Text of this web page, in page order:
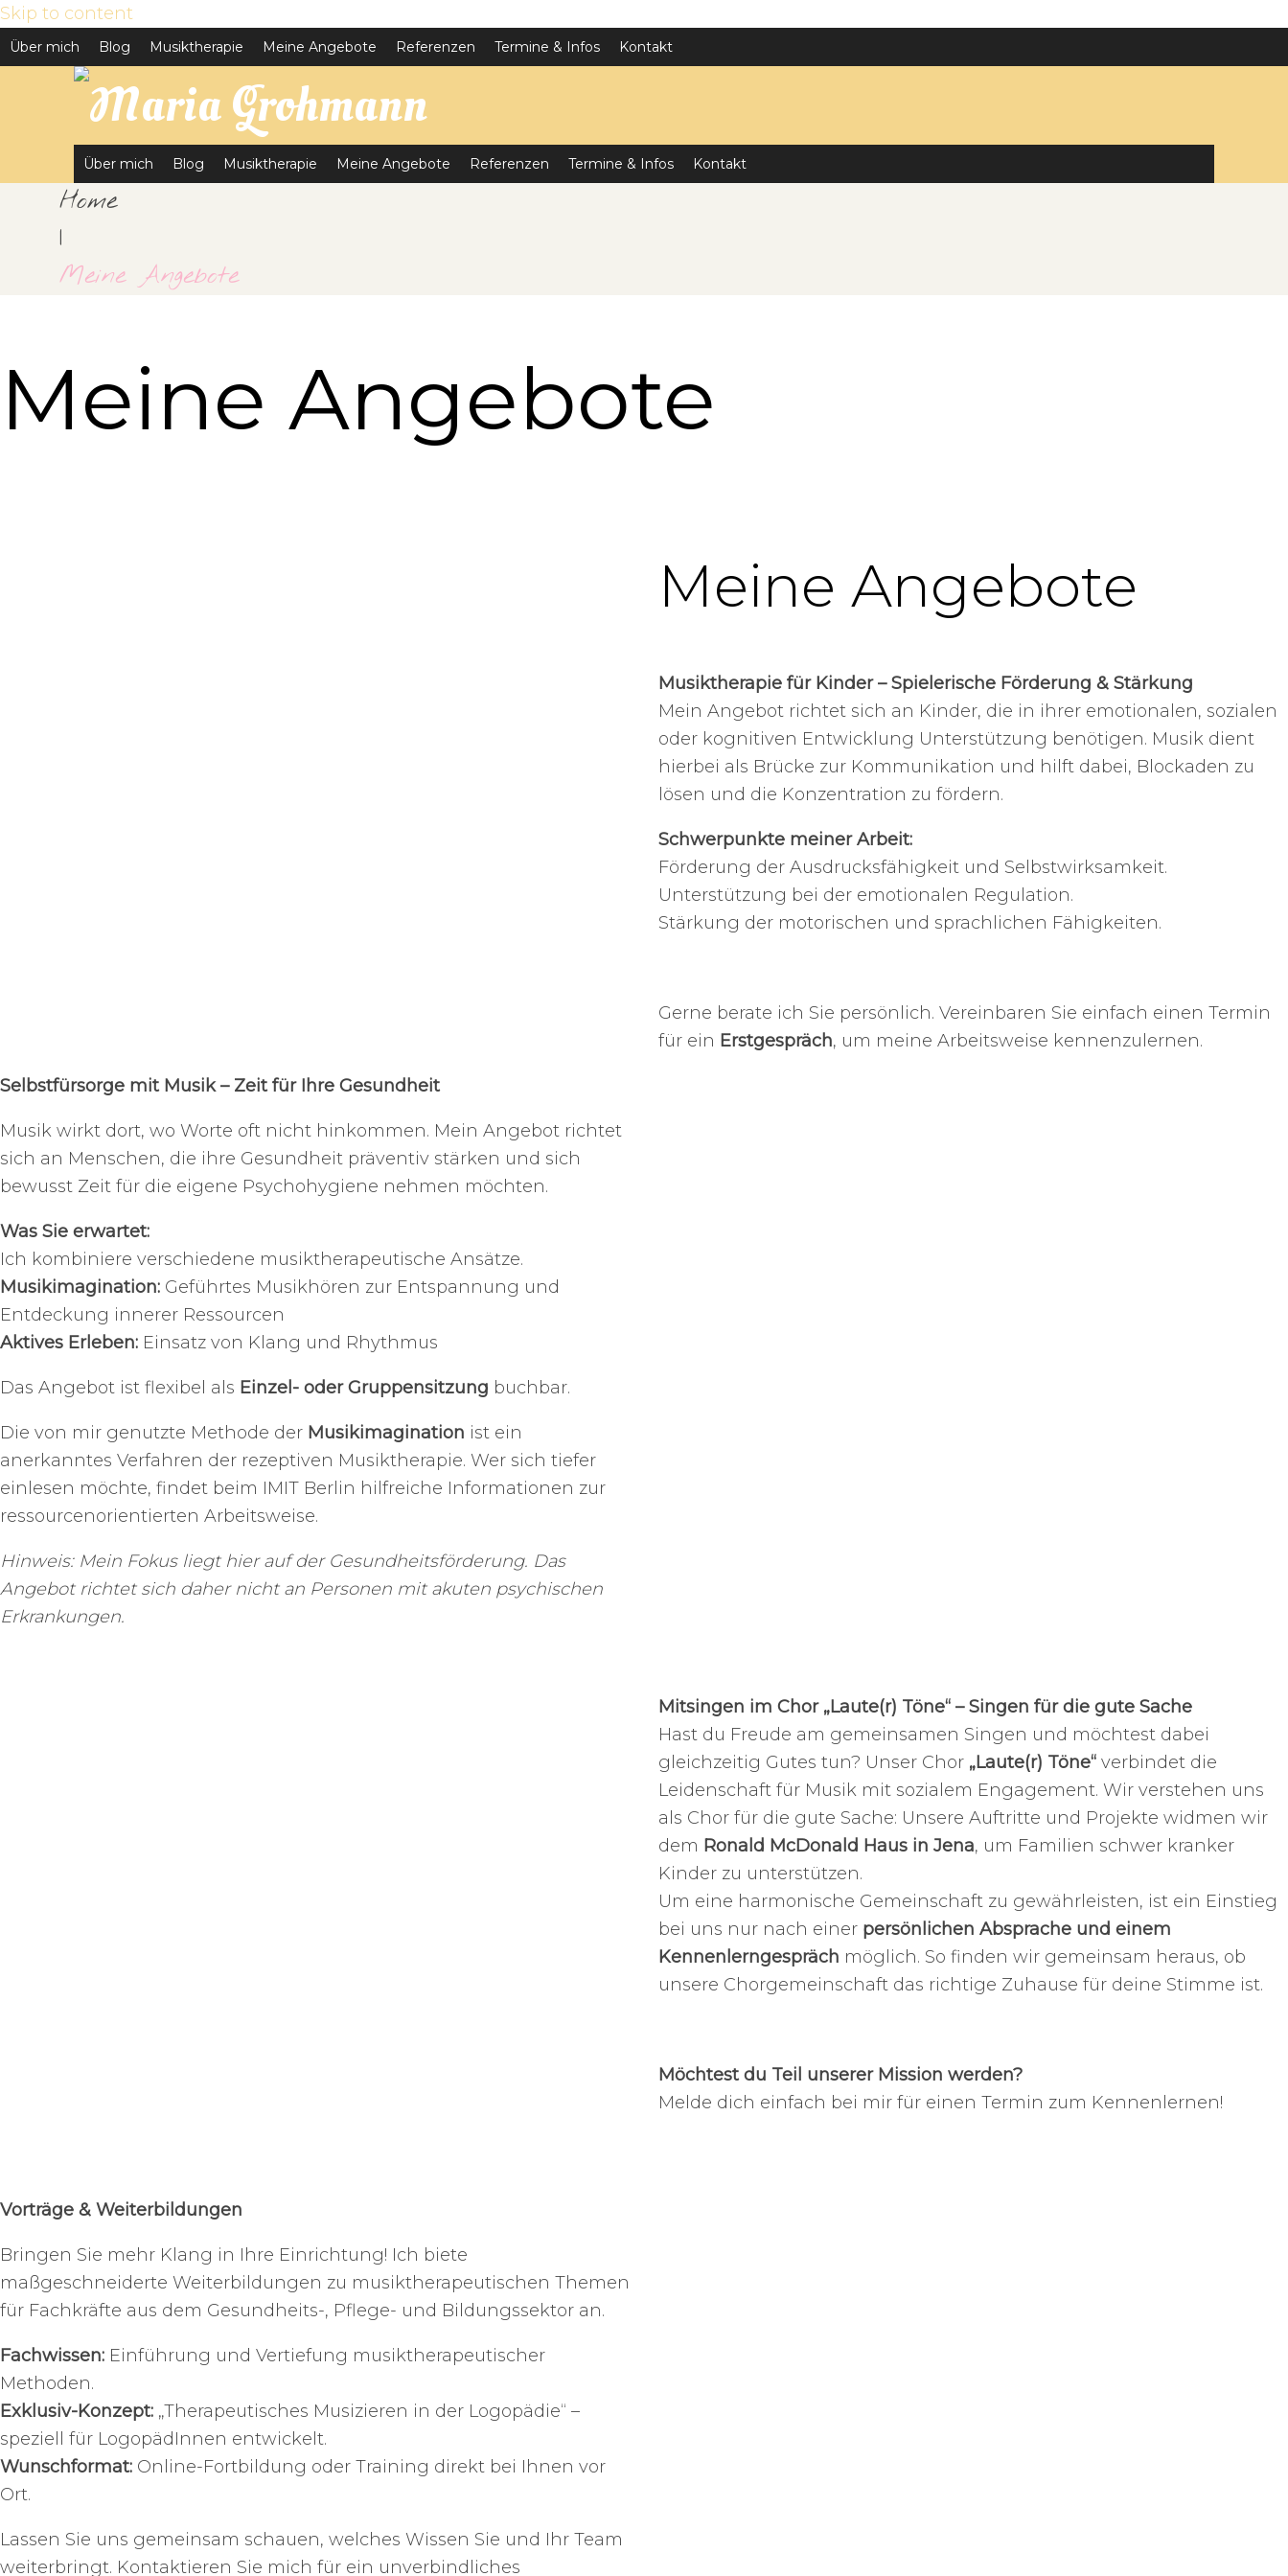
Skip to content
Über mich Blog Musiktherapie Meine Angebote Referenzen Termine & Infos Kontakt
Über mich Blog Musiktherapie Meine Angebote Referenzen Termine & Infos Kontakt
Home
|
Meine Angebote
Meine Angebote
Meine Angebote
Musiktherapie für Kinder – Spielerische Förderung & Stärkung
Mein Angebot richtet sich an Kinder, die in ihrer emotionalen, sozialen
oder kognitiven Entwicklung Unterstützung benötigen. Musik dient
hierbei als Brücke zur Kommunikation und hilft dabei, Blockaden zu
lösen und die Konzentration zu fördern.
Schwerpunkte meiner Arbeit:
Förderung der Ausdrucksfähigkeit und Selbstwirksamkeit.
Unterstützung bei der emotionalen Regulation.
Stärkung der motorischen und sprachlichen Fähigkeiten.
Gerne berate ich Sie persönlich. Vereinbaren Sie einfach einen Termin
für ein Erstgespräch, um meine Arbeitsweise kennenzulernen.
Selbstfürsorge mit Musik – Zeit für Ihre Gesundheit
Musik wirkt dort, wo Worte oft nicht hinkommen. Mein Angebot richtet
sich an Menschen, die ihre Gesundheit präventiv stärken und sich
bewusst Zeit für die eigene Psychohygiene nehmen möchten.
Was Sie erwartet:
Ich kombiniere verschiedene musiktherapeutische Ansätze.
Musikimagination: Geführtes Musikhören zur Entspannung und
Entdeckung innerer Ressourcen
Aktives Erleben: Einsatz von Klang und Rhythmus
Das Angebot ist flexibel als Einzel- oder Gruppensitzung buchbar.
Die von mir genutzte Methode der Musikimagination ist ein
anerkanntes Verfahren der rezeptiven Musiktherapie. Wer sich tiefer
einlesen möchte, findet beim IMIT Berlin hilfreiche Informationen zur
ressourcenorientierten Arbeitsweise.
Hinweis: Mein Fokus liegt hier auf der Gesundheitsförderung. Das
Angebot richtet sich daher nicht an Personen mit akuten psychischen
Erkrankungen.
Mitsingen im Chor „Laute(r) Töne“ – Singen für die gute Sache
Hast du Freude am gemeinsamen Singen und möchtest dabei
gleichzeitig Gutes tun? Unser Chor „Laute(r) Töne“ verbindet die
Leidenschaft für Musik mit sozialem Engagement. Wir verstehen uns
als Chor für die gute Sache: Unsere Auftritte und Projekte widmen wir
dem Ronald McDonald Haus in Jena, um Familien schwer kranker
Kinder zu unterstützen.
Um eine harmonische Gemeinschaft zu gewährleisten, ist ein Einstieg
bei uns nur nach einer persönlichen Absprache und einem
Kennenlerngespräch möglich. So finden wir gemeinsam heraus, ob
unsere Chorgemeinschaft das richtige Zuhause für deine Stimme ist.
Möchtest du Teil unserer Mission werden?
Melde dich einfach bei mir für einen Termin zum Kennenlernen!
Vorträge & Weiterbildungen
Bringen Sie mehr Klang in Ihre Einrichtung! Ich biete
maßgeschneiderte Weiterbildungen zu musiktherapeutischen Themen
für Fachkräfte aus dem Gesundheits-, Pflege- und Bildungssektor an.
Fachwissen: Einführung und Vertiefung musiktherapeutischer
Methoden.
Exklusiv-Konzept: „Therapeutisches Musizieren in der Logopädie“ –
speziell für LogopädInnen entwickelt.
Wunschformat: Online-Fortbildung oder Training direkt bei Ihnen vor
Ort.
Lassen Sie uns gemeinsam schauen, welches Wissen Sie und Ihr Team
weiterbringt. Kontaktieren Sie mich für ein unverbindliches